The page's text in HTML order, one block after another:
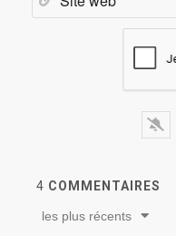
4 COMMENTAIRES
les plus récents